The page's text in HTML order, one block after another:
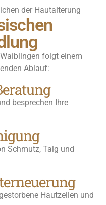
der Hautalterung
folgt einem
Ablauf:
besprechen Ihre
Schmutz, Talg und
Hautzellen und